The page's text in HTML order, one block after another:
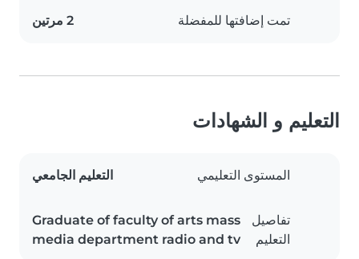
تمت إضافتها للمفضلة 2 مرتين
التعليم و الشهادات
المستوى التعليمي التعليم الجامعي
تفاصيل
التعليم
Graduate of faculty of arts mass
media department radio and tv